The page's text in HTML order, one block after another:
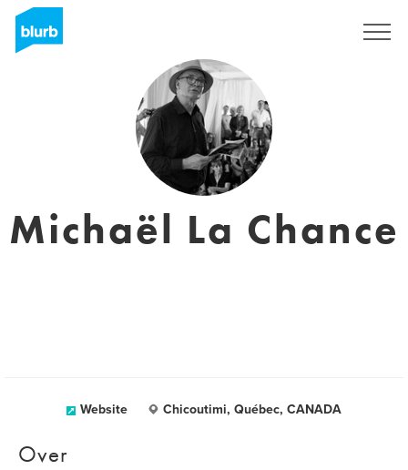
Michaël La Chance
Website Chicoutimi, Québec, CANADA
Over